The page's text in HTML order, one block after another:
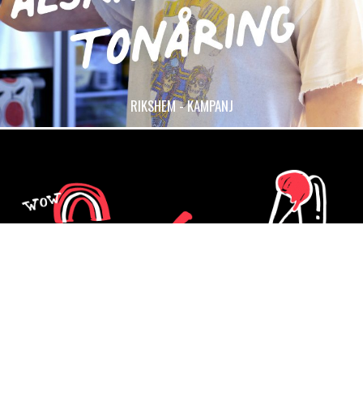
RIKSHEM - KAMPANJ